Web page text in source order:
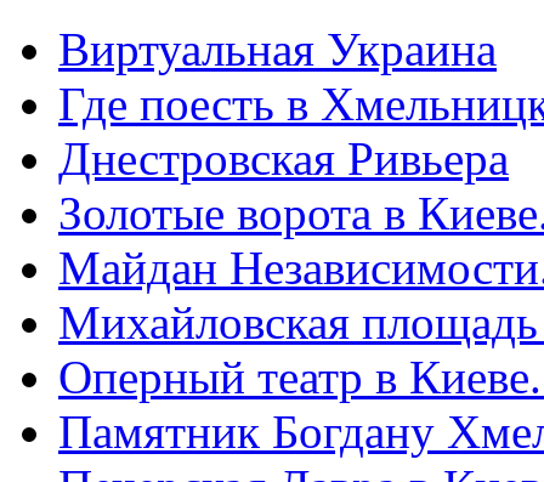
Виртуальная Украина
Где поесть в
Днестровская Ривьера
Золотые ворота в
Майдан
Михайловская
Оперный театр в
Памятник Богдану